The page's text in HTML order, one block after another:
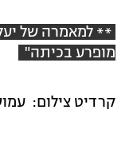
** למאמרה של
מופרע בכיתה"
קרדיט צילום: